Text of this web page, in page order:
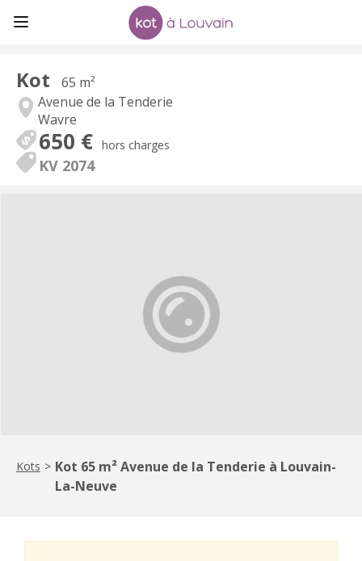
Kot
65 m²
Avenue de la Tenderie
Wavre
650 € hors charges
KV 2074
Kots > Kot 65 m² Avenue de la Tenderie à Louvain-
La-Neuve